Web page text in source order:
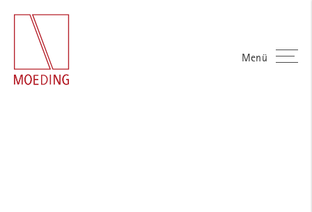
Menü